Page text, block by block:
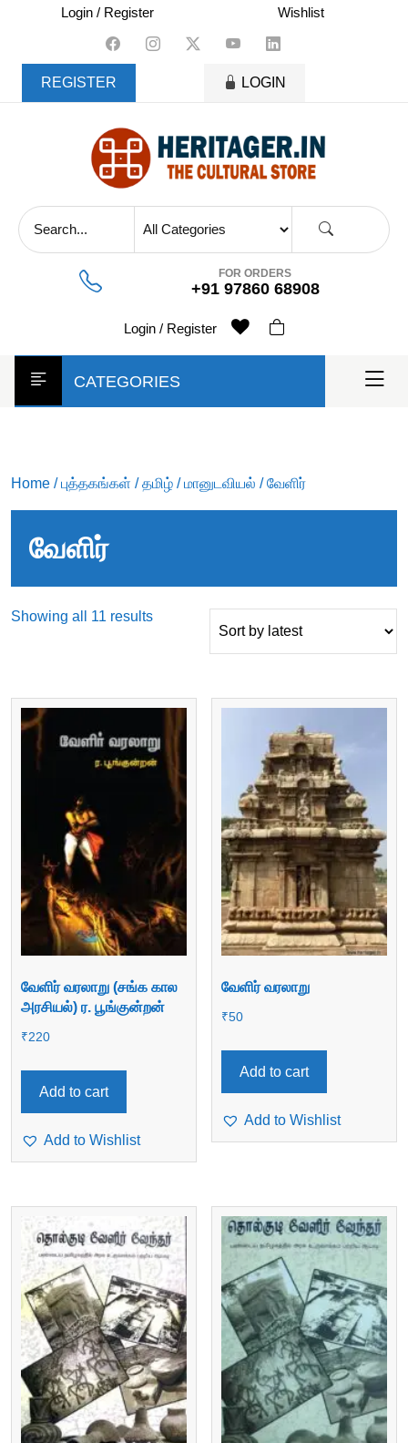
content
Login / Register Wishlist
REGISTER LOGIN
FOR ORDERS
+91 97860 68908
Login / Register
CATEGORIES
Home /புத்தகங்கள் /தமிழ் /மானுடவியல் / வேளிர்
வேளிர்
Showing all 11 resultsSorted
வேளிர் வரலாறு (சங்க கால
அரசியல்) ர. பூங்குன்றன்
₹220
Add to cart
Add to Wishlist
வேளிர் வரலாறு
₹50
Add to cart
Add to Wishlist